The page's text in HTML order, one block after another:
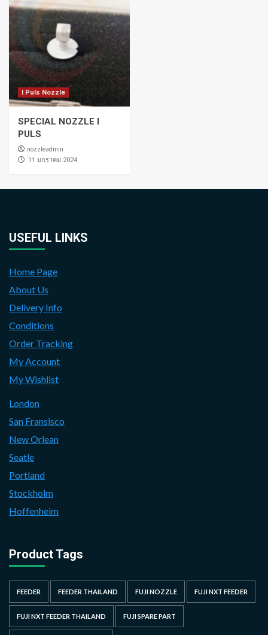
I Puls Nozzle
SPECIAL NOZZLE I
PULS
nozzleadmin
่11 มกราคม 2024
USEFUL LINKS
Home Page
About Us
Delivery Info
Conditions
Order Tracking
My Account
My Wishlist
London
San Fransisco
New Orlean
Seatle
Portland
Stockholm
Hoffenheim
Product Tags
FEEDER FEEDER THAILAND FUJI NOZZLE FUJI NXT FEEDER
FUJI NXT FEEDER THAILAND FUJI SPARE PART